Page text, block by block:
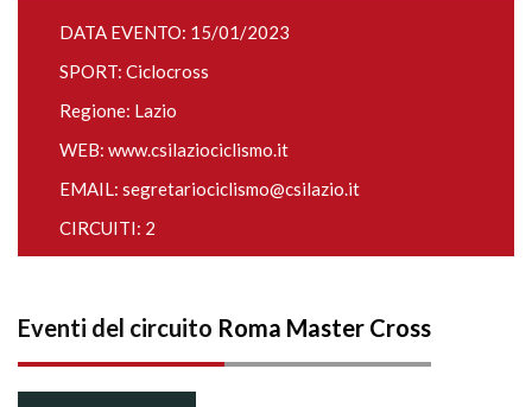
DATA EVENTO: 15/01/2023
SPORT: Ciclocross
Regione: Lazio
WEB: www.csilaziociclismo.it
EMAIL: segretariociclismo@csilazio.it
CIRCUITI: 2
Eventi del circuito Roma Master Cross